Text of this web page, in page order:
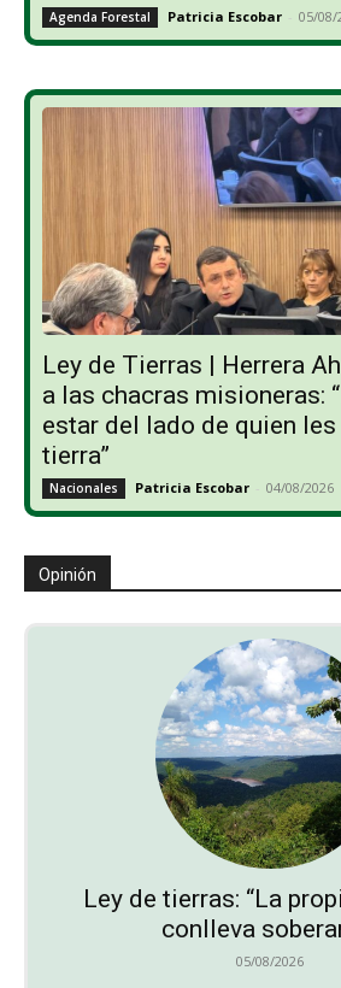
Agenda Forestal Patricia Escobar - 05/08/
Ley de Tierras | Herrera
a las chacras misioneras:
estar del lado de quien
tierra”
Nacionales Patricia Escobar - 04/08/2026
Opinión
Ley de tierras: “La
conlleva
05/08/2026